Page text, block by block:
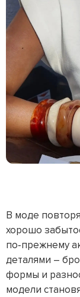
В моде
хорошо
по‑прежнему
деталями –
формы и
модели